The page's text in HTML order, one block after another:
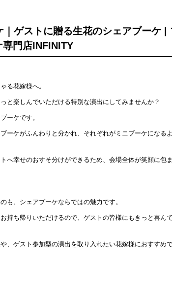
ゲストに贈る生花のシェアブーケ |
門店INFINITY
る花嫁様へ。
と楽しんでいただける特別な演出にしてみませんか？
ーケです。
ーケがふんわりと分かれ、それぞれがミニブーケになる
へ幸せのおすそ分けができるため、会場全体が笑顔に包
も、シェアブーケならではの魅力です。
持ち帰りいただけるので、ゲストの皆様にもきっと喜ん
、ゲスト参加型の演出を取り入れたい花嫁様におすすめで